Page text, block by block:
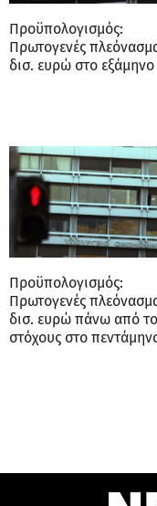
Προϋπολογισμός:
Πρωτογενές
δισ. ευρώ στο εξάμηνο
Προϋπολογισμός:
Πρωτογενές
δισ. ευρώ πάνω από
στόχους στο